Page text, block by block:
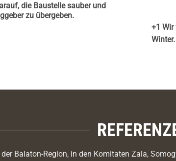
die Baustelle sauber und
zu übergeben.
+1
Winter.
Balaton-Region, in den Komitaten Zala,